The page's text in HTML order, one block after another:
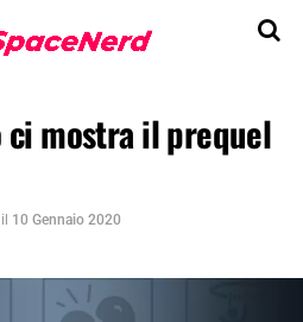
ci mostra il prequel
il 10 Gennaio 2020